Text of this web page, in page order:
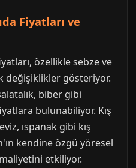
Fiyatları ve
özellikle sebze ve
değişiklikler gösteriyor.
biber gibi
bulunabiliyor. Kış
ıspanak gibi kış
kendine özgü yöresel
etkiliyor.